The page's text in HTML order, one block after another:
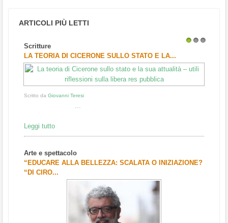
ARTICOLI PIÙ LETTI
Scritture
LA TEORIA DI CICERONE SULLO STATO E LA...
Scritto da Giovanni Teresi
...
Leggi tutto
Arte e spettacolo
“EDUCARE ALLA BELLEZZA: SCALATA O INIZIAZIONE?
“DI CIRO...